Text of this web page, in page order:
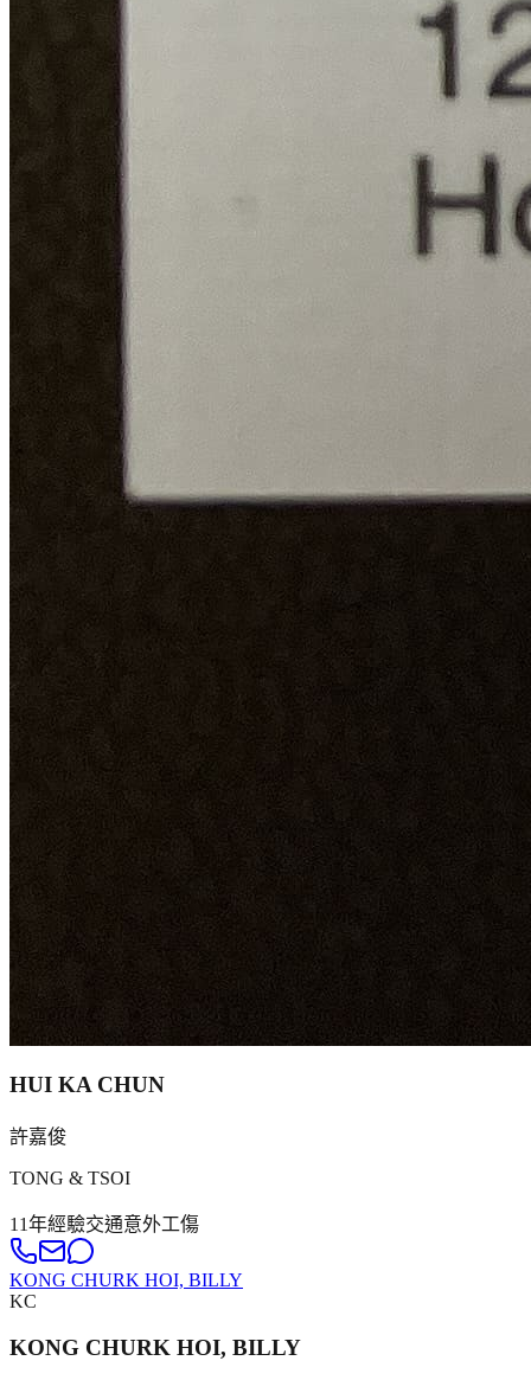
HUI KA CHUN
許嘉俊
TONG & TSOI
11年經驗交通意外工傷
KONG CHURK HOI, BILLY
KC
KONG CHURK HOI, BILLY